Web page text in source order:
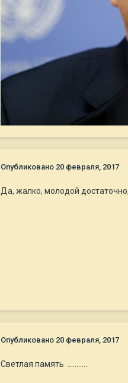
Опубликовано 20 февраля, 2017
Да, жалко, молодой достаточно,
Опубликовано 20 февраля, 2017
Светлая память ............